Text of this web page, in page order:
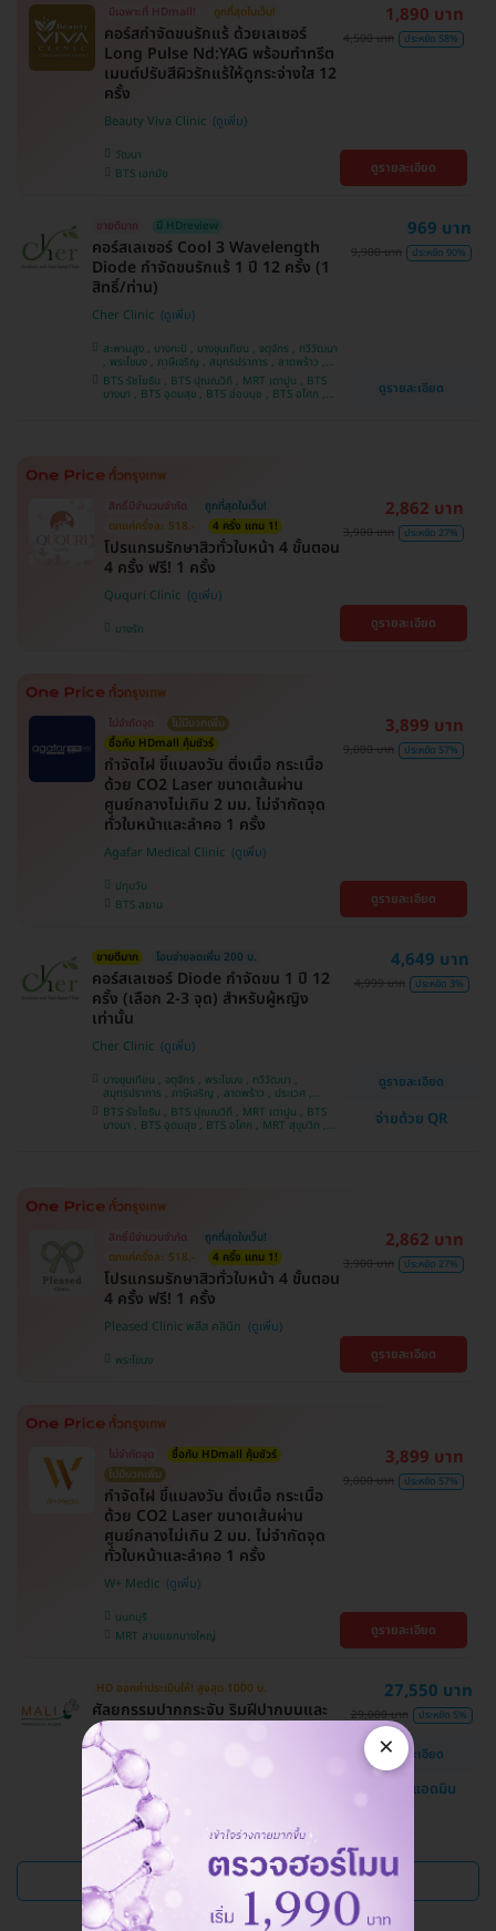
มีเฉพาะที่ HDmall! ถูกที่สุดในเว็บ!
คอร์สกำจัดขนรักแร้ ด้วยเลเซอร์
Long Pulse Nd:YAG พร้อมทำทรีต
เมนต์ปรับสีผิวรักแร้ให้ดูกระจ่างใส 12
ครั้ง
Beauty Viva Clinic
วัฒนา
BTS เอกมัย
1,890 บาท
4,500 บาท ประหยัด 58%
ดูรายละเอียด
ขายดีมาก มี HDreview
คอร์สเลเซอร์ Cool 3 Wavelength
Diode กำจัดขนรักแร้ 1 ปี 12 ครั้ง (1
สิทธิ์/ท่าน)
Cher Clinic
สะพานสูง , บางกะปิ , บางขุนเทียน , จตุจักร , ทวีวัฒนา
, พระโขนง , ภาษีเจริญ , สมุทรปราการ , ลาดพร้าว ,
ประเวศ , บางซื่อ , บางนา , คันนายาว , ลาดกระบัง ,
ราชเทวี , คลองเตย , ปทุมวัน , บางแค
BTS รัชโยธิน , BTS ปุณณวิถี , MRT เตาปูน , BTS
บางนา , BTS อุดมสุข , BTS อ่อนนุช , BTS อโศก ,
969 บาท
9,900 บาท ประหยัด 90%
ดูรายละเอียด
สิทธิ์มีจำนวนจำกัด
ถูกที่สุดในเว็บ!
ตกแค่ครั้งละ 518.-
4 ครั้ง แถม 1!
โปรแกรมรักษาสิวทั่วใบหน้า 4 ขั้นตอน
4 ครั้ง ฟรี! 1 ครั้ง
Ququri Clinic
บางรัก
2,862 บาท
3,900 บาท ประหยัด 27%
ดูรายละเอียด
ไม่จำกัดจุด
ไม่มีบวกเพิ่ม
ซื้อกับ HDmall คุ้มชัวร์
กำจัดไฝ ขี้แมลงวัน ติ่งเนื้อ กระเนื้อ
ด้วย CO2 Laser ขนาดเส้นผ่าน
ศูนย์กลางไม่เกิน 2 มม. ไม่จำกัดจุด
ทั่วใบหน้าและลำคอ 1 ครั้ง
Agafar Medical Clinic
ปทุมวัน
BTS สยาม
3,899 บาท
9,000 บาท ประหยัด 57%
ดูรายละเอียด
ขายดีมาก โอนจ่ายลดเพิ่ม 200 บ.
คอร์สเลเซอร์ Diode กำจัดขน 1 ปี 12
ครั้ง (เลือก 2-3 จุด) สำหรับผู้หญิง
เท่านั้น
Cher Clinic
บางขุนเทียน , จตุจักร , พระโขนง , ทวีวัฒนา ,
สมุทรปราการ , ภาษีเจริญ , ลาดพร้าว , ประเวศ ,
บางซื่อ , คันนายาว , บางนา , ราชเทวี , คลองเตย ,
ลาดกระบัง , ปทุมวัน , บางแค
BTS รัชโยธิน , BTS ปุณณวิถี , MRT เตาปูน , BTS
บางนา , BTS อุดมสุข , BTS อโศก , MRT สุขุมวิท ,
4,649 บาท
4,999 บาท ประหยัด 3%
ดูรายละเอียด
จ่ายด้วย QR
สิทธิ์มีจำนวนจำกัด
ถูกที่สุดในเว็บ!
ตกแค่ครั้งละ 518.-
4 ครั้ง แถม 1!
โปรแกรมรักษาสิวทั่วใบหน้า 4 ขั้นตอน
4 ครั้ง ฟรี! 1 ครั้ง
Pleased Clinic พลีส คลินิก
พระโขนง
2,862 บาท
3,900 บาท ประหยัด 27%
ดูรายละเอียด
ไม่จำกัดจุด
ซื้อกับ HDmall คุ้มชัวร์
ไม่มีบวกเพิ่ม
กำจัดไฝ ขี้แมลงวัน ติ่งเนื้อ กระเนื้อ
ด้วย CO2 Laser ขนาดเส้นผ่าน
ศูนย์กลางไม่เกิน 2 มม. ไม่จำกัดจุด
ทั่วใบหน้าและลำคอ 1 ครั้ง
W+ Medic
นนทบุรี
MRT สามแยกบางใหญ่
3,899 บาท
9,000 บาท ประหยัด 57%
ดูรายละเอียด
HD ออกค่าประเมินให้! สูงสุด 1000 บ.
ศัลยกรรมปากกระจับ ริมฝีปากบนและ
ล่าง
โรงพยาบาลสหวิทยาการมะลิ
บางบอน
27,550 บาท
29,000 บาท ประหยัด 5%
ดูรายละเอียด
แชทกับแอดมิน
ดูแพ็กเกจเพิ่ม
×